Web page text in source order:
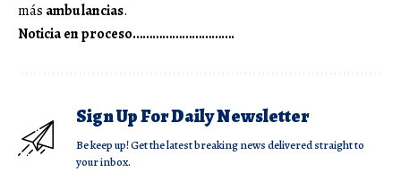
más ambulancias.
Noticia en proceso………………………….
Sign Up For Daily Newsletter
Be keep up! Get the latest breaking news delivered straight to
your inbox.